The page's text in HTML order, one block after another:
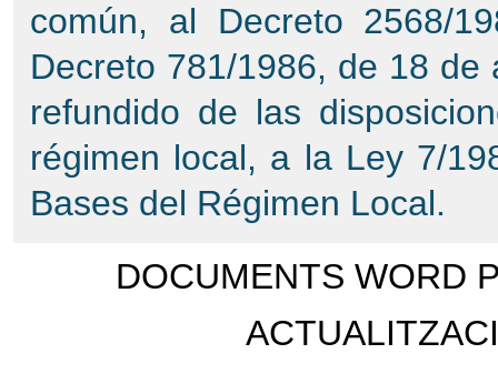
común, al Decreto 2568/
Decreto 781/1986, de 18
refundido de las
régimen local, a la Ley 7/
Bases del Régimen Local.
DOCUMENTS WORD